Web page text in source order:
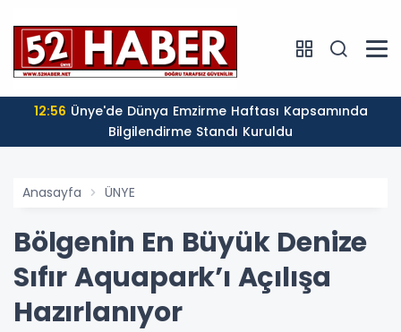
12:56
Bilgilendirme Standı Kuruldu
Anasayfa ÜNYE
Bölgenin En Büyük Denize
Sıfır Aquapark’ı Açılışa
Hazırlanıyor